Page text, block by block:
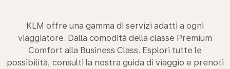
KLM offre una gamma di servizi adatti a ogni
viaggiatore. Dalla comodità della classe Premium
Comfort alla Business Class. Esplori tutte le
possibilità, consulti la nostra guida di viaggio e prenoti